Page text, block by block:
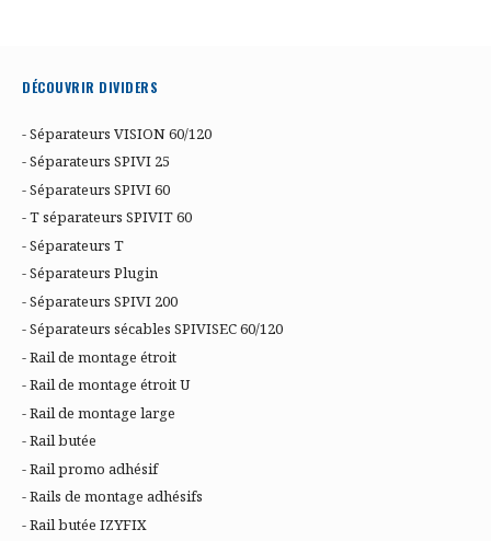
DÉCOUVRIR DIVIDERS
- Séparateurs VISION 60/120
- Séparateurs SPIVI 25
- Séparateurs SPIVI 60
- T séparateurs SPIVIT 60
- Séparateurs T
- Séparateurs Plugin
- Séparateurs SPIVI 200
- Séparateurs sécables SPIVISEC 60/120
- Rail de montage étroit
- Rail de montage étroit U
- Rail de montage large
- Rail butée
- Rail promo adhésif
- Rails de montage adhésifs
- Rail butée IZYFIX